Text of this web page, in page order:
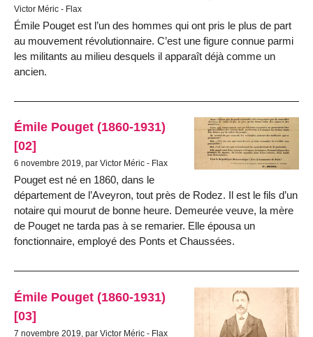
Victor Méric - Flax
Émile Pouget est l’un des hommes qui ont pris le plus de part
au mouvement révolutionnaire. C’est une figure connue parmi
les militants au milieu desquels il apparaît déjà comme un
ancien.
Émile Pouget (1860-1931)
[02]
6 novembre 2019, par Victor Méric - Flax
Pouget est né en 1860, dans le
département de l’Aveyron, tout près de Rodez. Il est le fils d’un
notaire qui mourut de bonne heure. Demeurée veuve, la mère
de Pouget ne tarda pas à se remarier. Elle épousa un
fonctionnaire, employé des Ponts et Chaussées.
Émile Pouget (1860-1931)
[03]
7 novembre 2019, par Victor Méric - Flax